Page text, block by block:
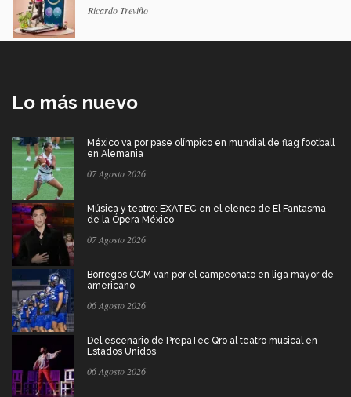
Ricardo Treviño
Lo más nuevo
México va por pase olímpico en mundial de flag football
en Alemania
07 Agosto 2026
Música y teatro: EXATEC en el elenco de El Fantasma
de la Ópera México
07 Agosto 2026
Borregos CCM van por el campeonato en liga mayor de
americano
06 Agosto 2026
Del escenario de PrepaTec Qro al teatro musical en
Estados Unidos
06 Agosto 2026